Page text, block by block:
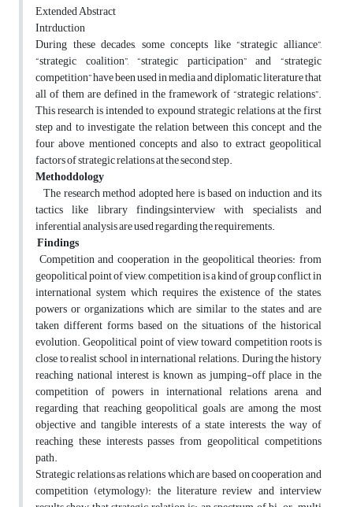
Extended Abstract
Intrduction
During these decades, some concepts like “strategic alliance”,
“strategic coalition”, “strategic participation” and “strategic
competition” have been used in media and diplomatic literature that
all of them are defined in the framework of “strategic relations”.
This research is intended to expound strategic relations at the first
step and to investigate the relation between this concept and the
four above mentioned concepts and also to extract geopolitical
factors of strategic relations at the second step.
Methoddology
The research method adopted here is based on induction and its
tactics like library findings,interview with specialists and
inferential analysis are used regarding the requirements.
Findings
Competition and cooperation in the geopolitical theories: from
geopolitical point of view, competition is a kind of group conflict in
international system which requires the existence of the states,
powers or organizations which are similar to the states and are
taken different forms based on the situations of the historical
evolution. Geopolitical point of view toward competition roots is
close to realist school in international relations. During the history
reaching national interest is known as jumping-off place in the
competition of powers in international relations arena, and
regarding that reaching geopolitical goals are among the most
objective and tangible interests of a state interests, the way of
reaching these interests passes from geopolitical competitions
path.
Strategic relations as relations which are based on cooperation and
competition (etymology): the literature review and interview